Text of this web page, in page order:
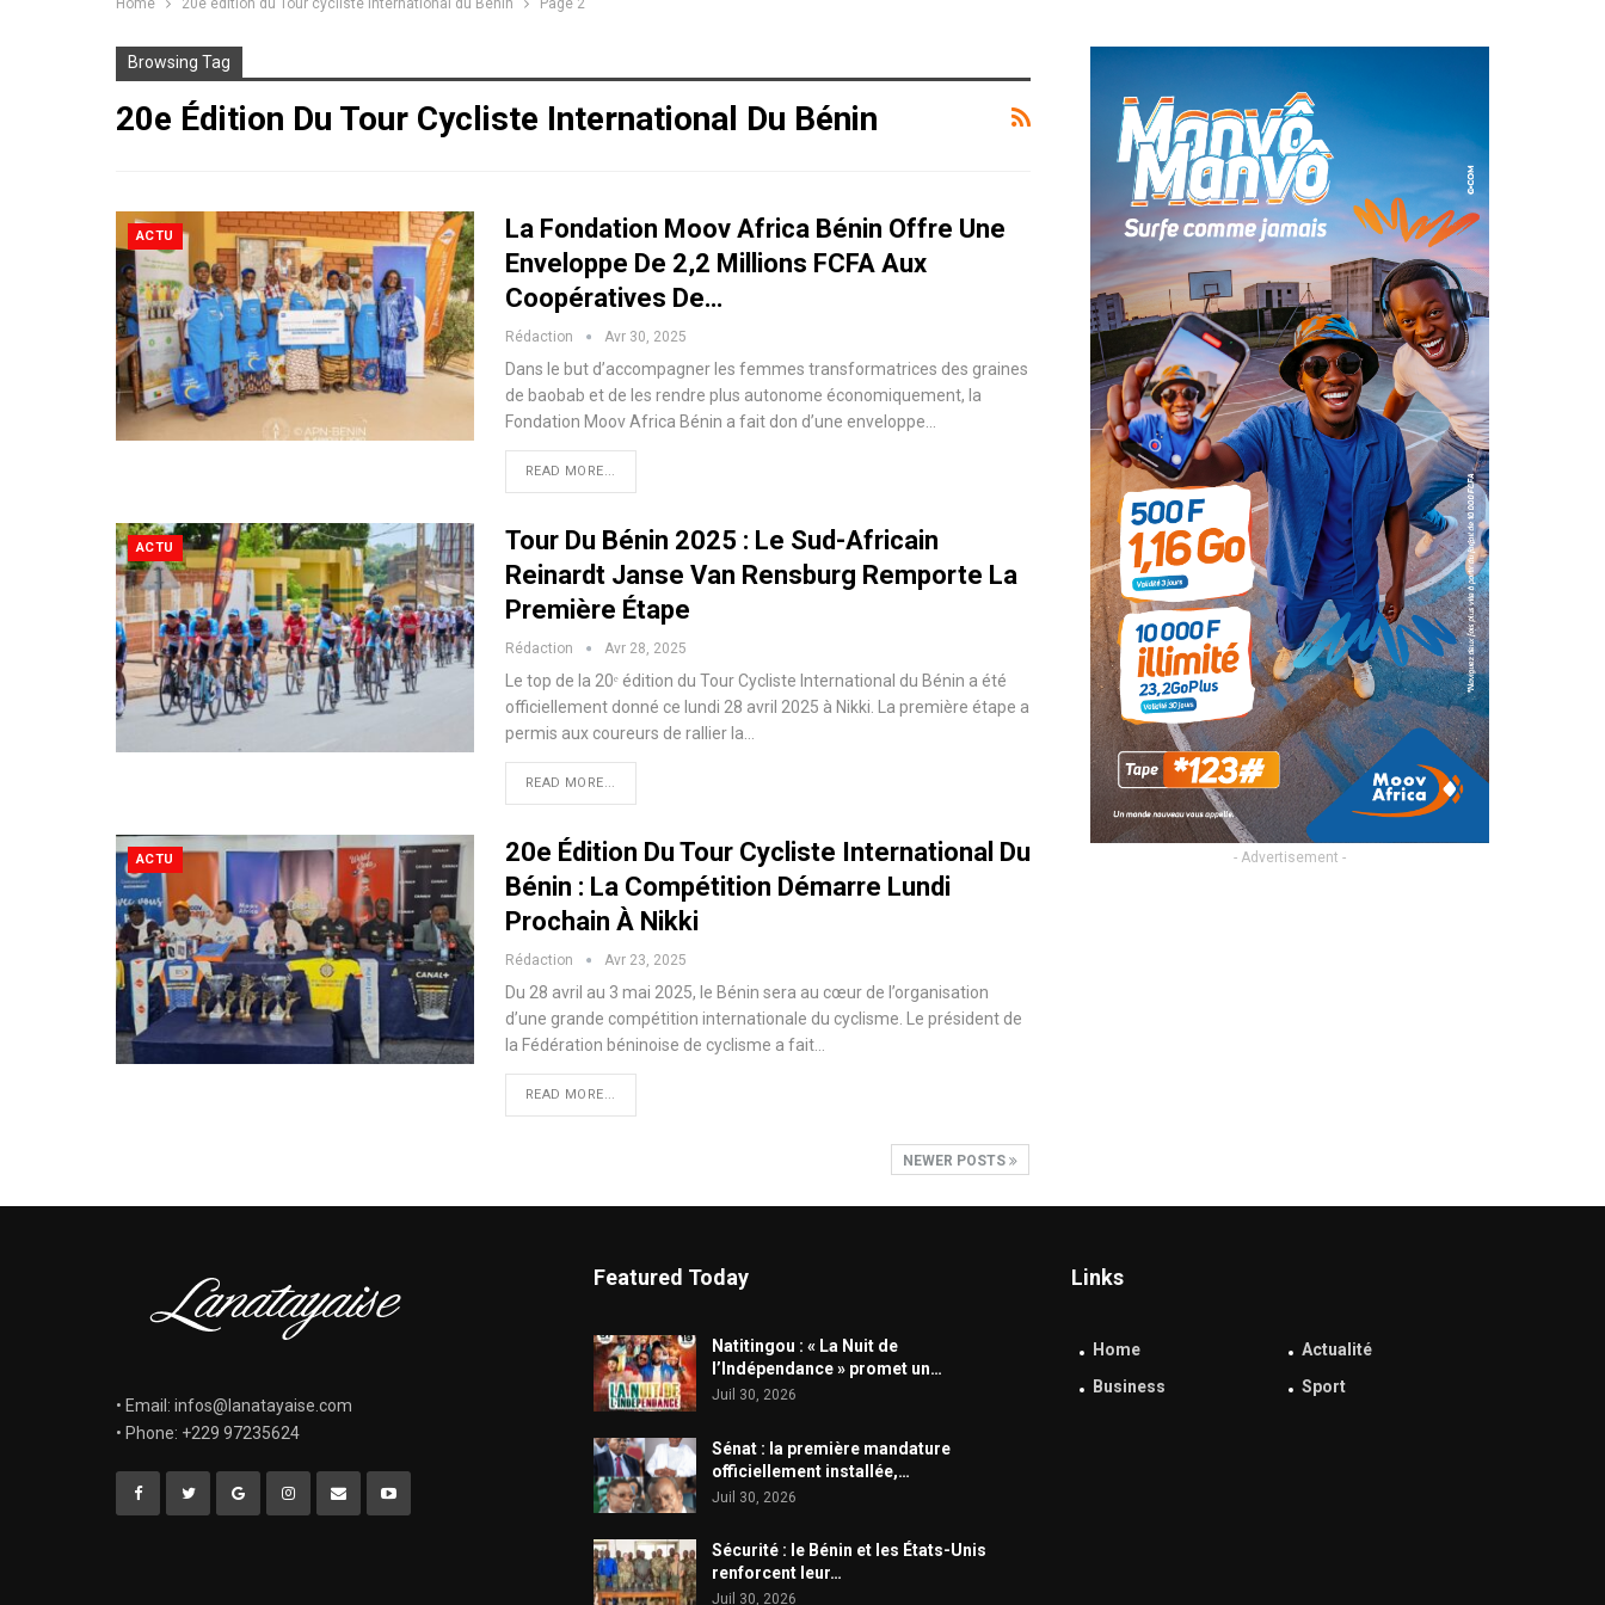
Home 20e édition du Tour cycliste international du Bénin Page 2
Browsing Tag
20e Édition Du Tour Cycliste International Du Bénin
ACTU
La Fondation Moov Africa Bénin Offre Une
Enveloppe De 2,2 Millions FCFA Aux
Coopératives De…
Rédaction Avr 30, 2025
Dans le but d’accompagner les femmes transformatrices des graines
de baobab et de les rendre plus autonome économiquement, la
Fondation Moov Africa Bénin a fait don d’une enveloppe…
READ MORE...
ACTU
Tour Du Bénin 2025 : Le Sud-Africain
Reinardt Janse Van Rensburg Remporte La
Première Étape
Rédaction Avr 28, 2025
Le top de la 20ᵉ édition du Tour Cycliste International du Bénin a été
officiellement donné ce lundi 28 avril 2025 à Nikki. La première étape a
permis aux coureurs de rallier la…
READ MORE...
ACTU
20e Édition Du Tour Cycliste International Du
Bénin : La Compétition Démarre Lundi
Prochain À Nikki
Rédaction Avr 23, 2025
Du 28 avril au 3 mai 2025, le Bénin sera au cœur de l’organisation
d’une grande compétition internationale du cyclisme. Le président de
la Fédération béninoise de cyclisme a fait…
READ MORE...
NEWER POSTS
- Advertisement -
• Email: infos@lanatayaise.com
• Phone: +229 97235624
Featured Today
​Natitingou : « La Nuit de
l’Indépendance » promet un…
Juil 30, 2026
Sénat : la première mandature
officiellement installée,…
Juil 30, 2026
Sécurité : le Bénin et les États-Unis
renforcent leur…
Juil 30, 2026
Links
Home
Actualité
Business
Sport